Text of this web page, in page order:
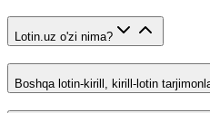
Lotin.uz o'zi nima?
Boshqa lotin-kirill, kirill-lotin